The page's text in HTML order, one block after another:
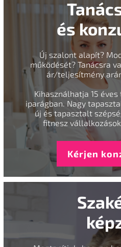
és
Új szalont alapít?
működését? Tanácsra
ár/teljesítmény
Kihasználhatja 15
iparágban. Nagy
új és tapasztalt
fitnesz
Kérjen